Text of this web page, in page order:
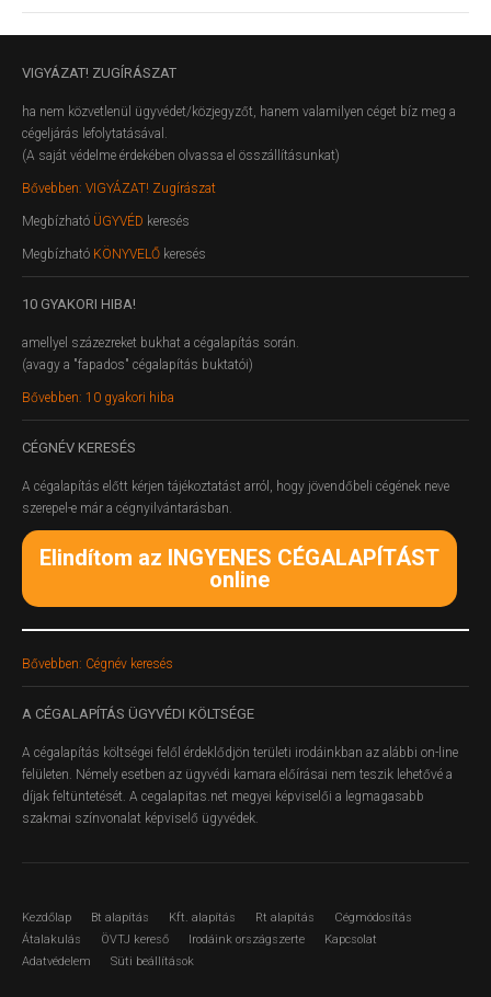
VIGYÁZAT! ZUGÍRÁSZAT
ha nem közvetlenül ügyvédet/közjegyzőt, hanem valamilyen céget bíz meg a
cégeljárás lefolytatásával.
(A saját védelme érdekében olvassa el összállításunkat)
Bővebben: VIGYÁZAT! Zugírászat
Megbízható ÜGYVÉD keresés
Megbízható KÖNYVELŐ keresés
10 GYAKORI HIBA!
amellyel százezreket bukhat a cégalapítás során.
(avagy a "fapados" cégalapítás buktatói)
Bővebben: 10 gyakori hiba
CÉGNÉV KERESÉS
A cégalapítás előtt kérjen tájékoztatást arról, hogy jövendőbeli cégének neve
szerepel-e már a cégnyilvántarásban.
Elindítom az INGYENES CÉGALAPÍTÁST
online
Bővebben: Cégnév keresés
A CÉGALAPÍTÁS ÜGYVÉDI KÖLTSÉGE
A cégalapítás költségei felől érdeklődjön területi irodáinkban az alábbi on-line
felületen. Némely esetben az ügyvédi kamara előírásai nem teszik lehetővé a
díjak feltüntetését. A cegalapitas.net megyei képviselői a legmagasabb
szakmai színvonalat képviselő ügyvédek.
Kezdőlap Bt alapítás Kft. alapítás Rt alapítás
Cégmódosítás
Átalakulás
ÖVTJ kereső Irodáink országszerte
Kapcsolat
Adatvédelem
Süti beállítások